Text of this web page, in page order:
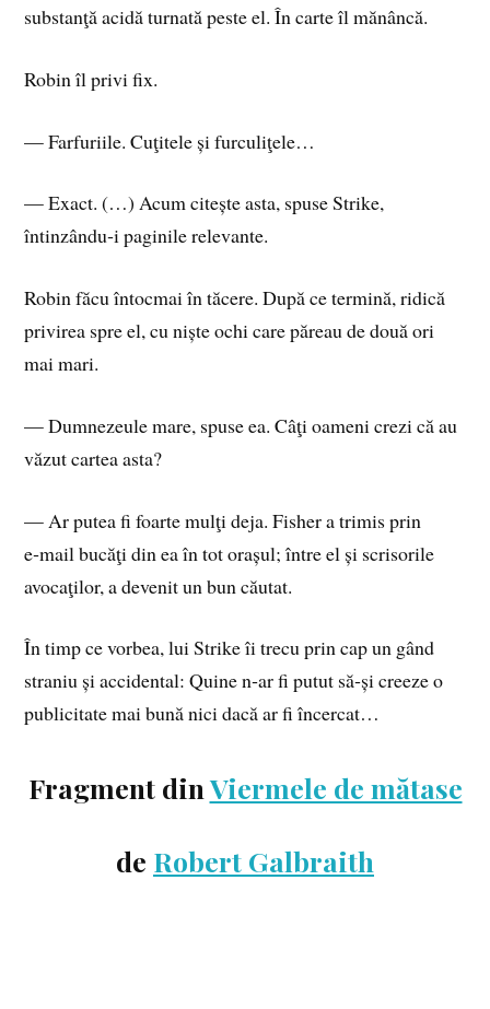
substanţă acidă turnată peste el. În carte îl mănâncă.
Robin îl privi fix.
— Farfuriile. Cuţitele și furculiţele…
— Exact. (…) Acum citește asta, spuse Strike,
întinzându‑i paginile relevante.
Robin făcu întocmai în tăcere. După ce termină, ridică
privirea spre el, cu niște ochi care păreau de două ori
mai mari.
— Dumnezeule mare, spuse ea. Câţi oameni crezi că au
văzut cartea asta?
— Ar putea fi foarte mulţi deja. Fisher a trimis prin
e‑mail bucăţi din ea în tot orașul; între el și scrisorile
avocaţilor, a devenit un bun căutat.
În timp ce vorbea, lui Strike îi trecu prin cap un gând
straniu și accidental: Quine n‑ar fi putut să‑și creeze o
publicitate mai bună nici dacă ar fi încercat…
Fragment dinViermele de mătase
de Robert Galbraith